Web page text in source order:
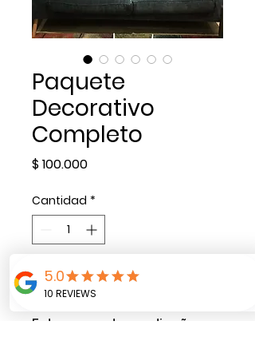
Paquete
Decorativo
Completo
$ 100.000Precio
Cantidad *
Agregar al carrito
Este paquete se diseña